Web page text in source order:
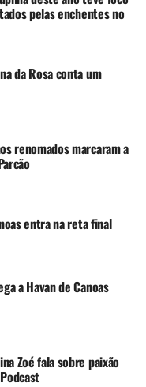
pelas enchentes no
da Rosa conta um
renomados marcaram a
entra na reta final
a Havan de Canoas
Zoé fala sobre paixão